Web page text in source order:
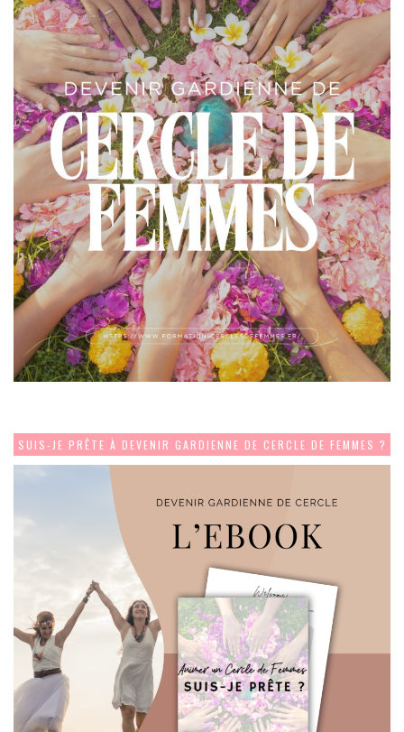
SUIS-JE PRÊTE À DEVENIR GARDIENNE DE CERCLE DE FEMMES ?